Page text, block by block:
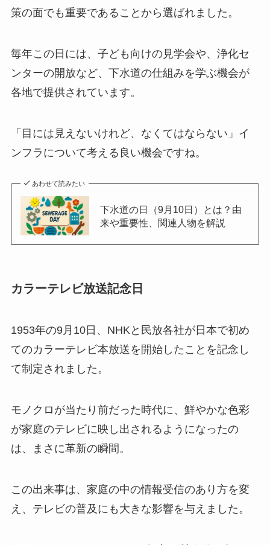
策の面でも重要であることから選ばれました。
毎年この日には、子ども向けの見学会や、浄化セ
ンターの開放など、下水道の仕組みを学ぶ機会が
各地で提供されています。
「目には見えないけれど、なくてはならない」イ
ンフラについて考える良い機会ですね。
あわせて読みたい
下水道の日（9月10日）とは？由
来や重要性、関連人物を解説
カラーテレビ放送記念日
1953年の9月10日、NHKと民放各社が日本で初め
てのカラーテレビ本放送を開始したことを記念し
て制定されました。
モノクロが当たり前だった時代に、鮮やかな色彩
が家庭のテレビに映し出されるようになったの
は、まさに革新の瞬間。
この出来事は、家庭の中の情報受信のあり方を変
え、テレビの普及にも大きな影響を与えました。